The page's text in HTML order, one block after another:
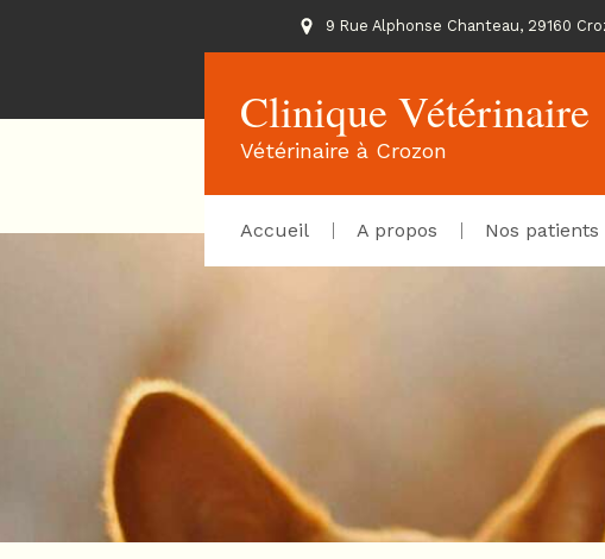
9 Rue Alphonse Chanteau, 29160
Clinique Vétérinaire
Vétérinaire à Crozon
Accueil A propos Nos patients